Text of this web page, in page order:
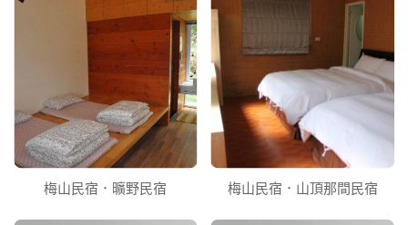
梅山民宿．曠野民宿 梅山民宿．山頂那間民宿